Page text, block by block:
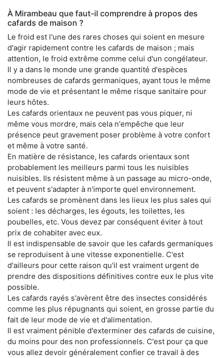
À Mirambeau que faut-il comprendre à propos des
cafards de maison ?
Le froid est l'une des rares choses qui soient en mesure
d'agir rapidement contre les cafards de maison ; mais
attention, le froid extrême comme celui d'un congélateur.
Il y a dans le monde une grande quantité d'espèces
nombreuses de cafards germaniques, ayant tous le même
mode de vie et présentant le même risque sanitaire pour
leurs hôtes.
Les cafards orientaux ne peuvent pas vous piquer, ni
même vous mordre, mais cela n'empêche que leur
présence peut gravement poser problème à votre confort
et même à votre santé.
En matière de résistance, les cafards orientaux sont
probablement les meilleurs parmi tous les nuisibles
nuisibles. Ils résistent même à un passage au micro-onde,
et peuvent s'adapter à n'importe quel environnement.
Les cafards se promènent dans les lieux les plus sales qui
soient : les décharges, les égouts, les toilettes, les
poubelles, etc. Vous devez par conséquent éviter à tout
prix de cohabiter avec eux.
Il est indispensable de savoir que les cafards germaniques
se reproduisent à une vitesse exponentielle. C'est
d'ailleurs pour cette raison qu'il est vraiment urgent de
prendre des dispositions définitives contre eux le plus vite
possible.
Les cafards rayés s'avèrent être des insectes considérés
comme les plus répugnants qui soient, en grosse partie du
fait de leur mode de vie et d'alimentation.
Il est vraiment pénible d'exterminer des cafards de cuisine,
du moins pour des non professionnels. C'est pour ça que
vous allez devoir généralement confier ce travail à des